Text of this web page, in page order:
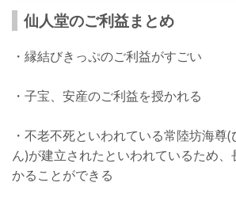
仙人堂のご利益まとめ
・縁結びきっぷのご利益がすごい
・子宝、安産のご利益を授かれる
・不老不死といわれている常陸坊海尊
ん)が建立されたといわれているため
かることができる